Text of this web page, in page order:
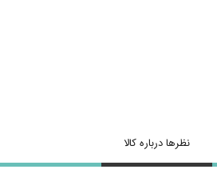
نظرها درباره کالا